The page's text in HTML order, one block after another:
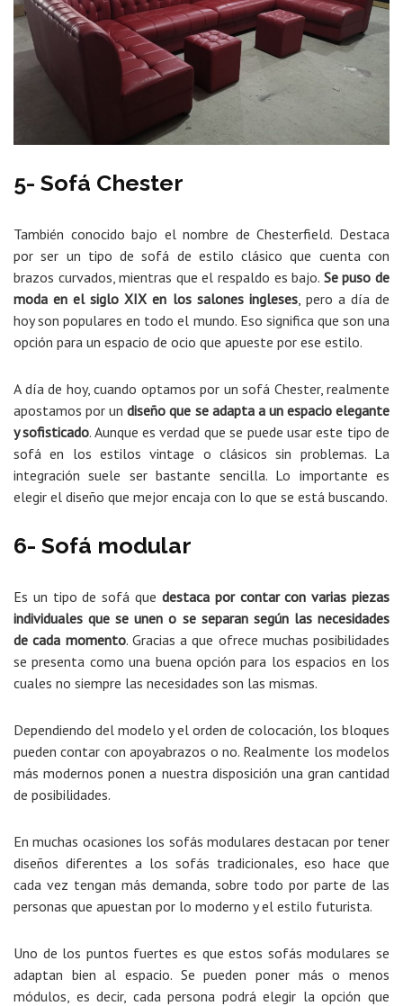
5- Sofá Chester
También conocido bajo el nombre de Chesterfield. Destaca
por ser un tipo de sofá de estilo clásico que cuenta con
brazos curvados, mientras que el respaldo es bajo. Se puso de
moda en el siglo XIX en los salones ingleses, pero a día de
hoy son populares en todo el mundo. Eso significa que son una
opción para un espacio de ocio que apueste por ese estilo.
A día de hoy, cuando optamos por un sofá Chester, realmente
apostamos por undiseño que se adapta a un espacio elegante
y sofisticado. Aunque es verdad que se puede usar este tipo de
sofá en los estilos vintage o clásicos sin problemas. La
integración suele ser bastante sencilla. Lo importante es
elegir el diseño que mejor encaja con lo que se está buscando.
6- Sofá modular
Es un tipo de sofá que destaca por contar con varias piezas
individuales que se unen o se separan según las necesidades
de cada momento. Gracias a que ofrece muchas posibilidades
se presenta como una buena opción para los espacios en los
cuales no siempre las necesidades son las mismas.
Dependiendo del modelo y el orden de colocación, los bloques
pueden contar con apoyabrazos o no. Realmente los modelos
más modernos ponen a nuestra disposición una gran cantidad
de posibilidades.
En muchas ocasiones los sofás modulares destacan por tener
diseños diferentes a los sofás tradicionales, eso hace que
cada vez tengan más demanda, sobre todo por parte de las
personas que apuestan por lo moderno y el estilo futurista.
Uno de los puntos fuertes es que estos sofás modulares se
adaptan bien al espacio. Se pueden poner más o menos
módulos, es decir, cada persona podrá elegir la opción que